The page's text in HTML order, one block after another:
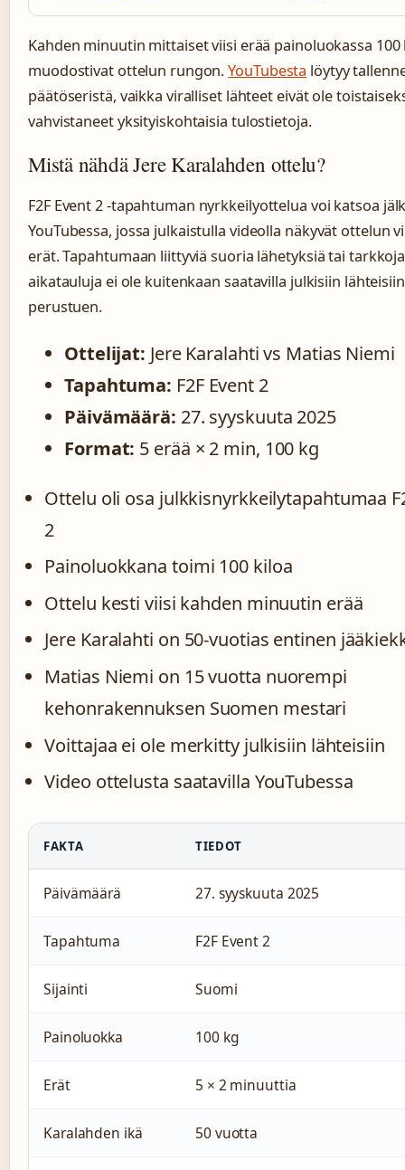
Kahden minuutin mittaiset viisi erää painoluokassa 100
muodostivat ottelun rungon.YouTubesta löytyy
päätöseristä, vaikka viralliset lähteet eivät ole
vahvistaneet yksityiskohtaisia tulostietoja.
Mistä nähdä Jere Karalahden ottelu?
F2F Event 2 -tapahtuman nyrkkeilyottelua voi katsoa
YouTubessa, jossa julkaistulla videolla näkyvät ottelun
erät. Tapahtumaan liittyviä suoria lähetyksiä tai tarkkoja
aikatauluja ei ole kuitenkaan saatavilla julkisiin lähteisiin
perustuen.
Ottelijat: Jere Karalahti vs Matias Niemi
Tapahtuma: F2F Event 2
Päivämäärä: 27. syyskuuta 2025
Format: 5 erää × 2 min, 100 kg
Ottelu oli osa julkkisnyrkkeilytapahtumaa
2
Painoluokkana toimi 100 kiloa
Ottelu kesti viisi kahden minuutin erää
Jere Karalahti on 50-vuotias entinen
Matias Niemi on 15 vuotta nuorempi
kehonrakennuksen Suomen mestari
Voittajaa ei ole merkitty julkisiin lähteisiin
Video ottelusta saatavilla YouTubessa
FAKTA TIEDOT
Päivämäärä 27. syyskuuta 2025
Tapahtuma F2F Event 2
Sijainti Suomi
Painoluokka 100 kg
Erät 5 × 2 minuuttia
Karalahden ikä 50 vuotta